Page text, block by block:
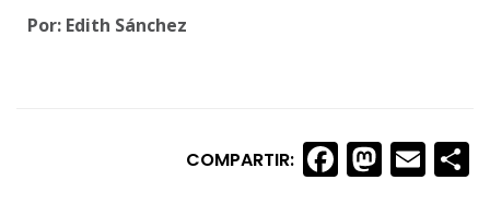
Por: Edith Sánchez
COMPARTIR: